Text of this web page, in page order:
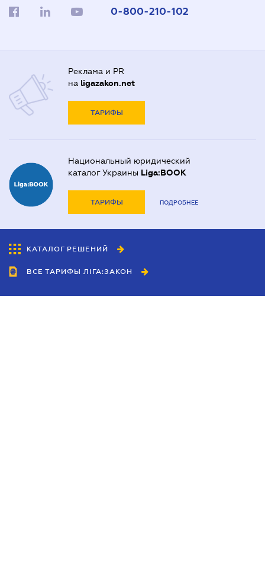
0-800-210-102
Реклама и PR
на ligazakon.net
ТАРИФЫ
Национальный юридический
каталог Украины Liga:BOOK
ТАРИФЫ ПОДРОБНЕЕ
КАТАЛОГ РЕШЕНИЙ
ВСЕ ТАРИФЫ ЛІГА:ЗАКОН